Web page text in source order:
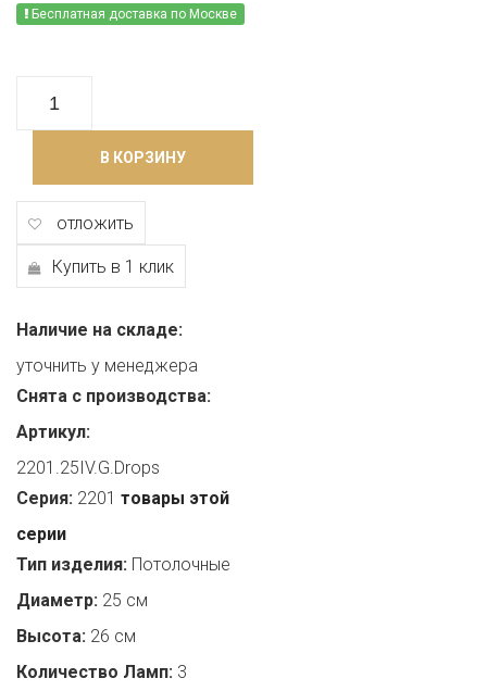
Бесплатная доставка по Москве
В КОРЗИНУ
отложить
Купить в 1 клик
Наличие на складе:
уточнить у менеджера
Снята с производства:
Артикул:
2201.25IV.G.Drops
Серия: 2201 товары этой
серии
Тип изделия: Потолочные
Диаметр: 25 см
Высота: 26 см
Количество Ламп: 3